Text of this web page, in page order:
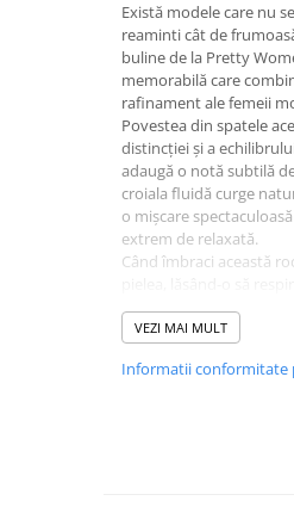
Există modele care nu
reaminti cât de
buline de la Pretty
memorabilă care
rafinament ale femeii
Povestea din spatele
distincției și a
adaugă o notă subtilă
croiala fluidă curge
o mișcare
extrem de relaxată.
Când îmbraci această
libertatea totală de
fie că o porți la o
Alege să porți o
VEZI MAI MULT
Informatii conformitate